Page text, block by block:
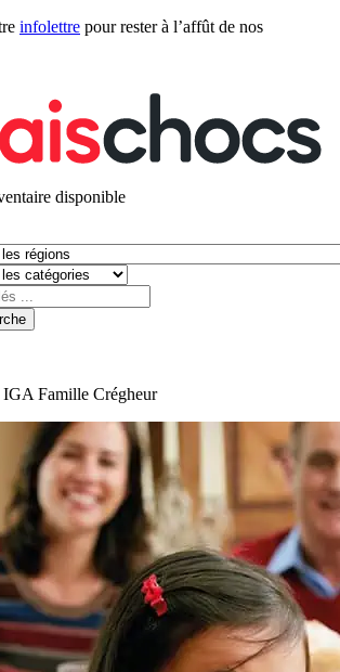
infolettre pour rester à l’affût de nos
disponible
IGA Famille Crégheur